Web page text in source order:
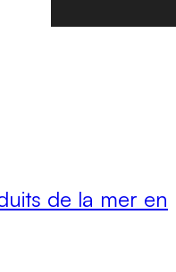
de la mer en